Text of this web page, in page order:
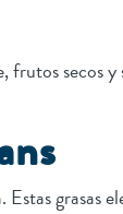
secos
grasas